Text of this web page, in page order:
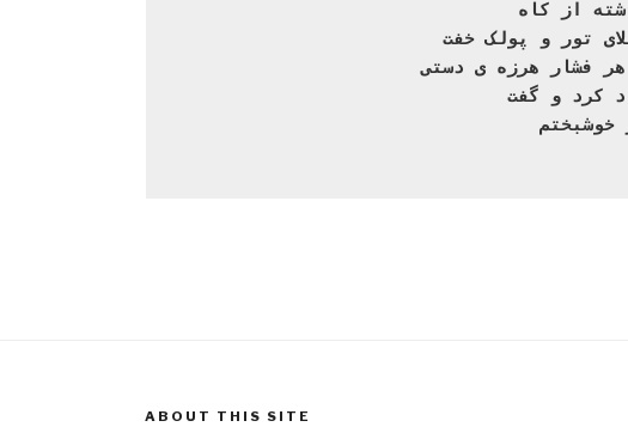
تور و پولک خفت
فشار هرزه ی دستی
کرد و گفت
خوشبختم
ABOUT THIS SITE